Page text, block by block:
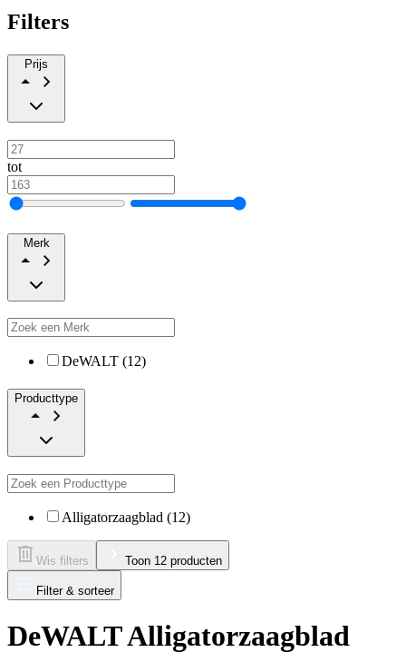
Filters
Prijs
tot
Merk
DeWALT (12)
Producttype
Alligatorzaagblad (12)
Wis filters Toon 12 producten
Filter & sorteer
DeWALT Alligatorzaagblad